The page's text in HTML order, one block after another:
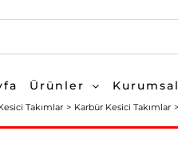
Ürünler Kurumsal
Takımlar Karbür Kesici Takımlar